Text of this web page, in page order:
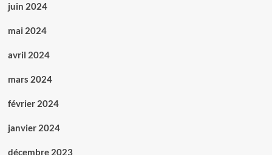
juin 2024
mai 2024
avril 2024
mars 2024
février 2024
janvier 2024
décembre 2023